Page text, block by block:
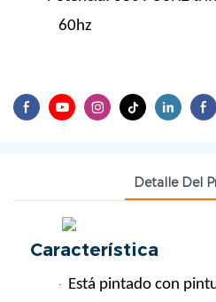
60hz
Detalle Del
Característica
· Está pintado con